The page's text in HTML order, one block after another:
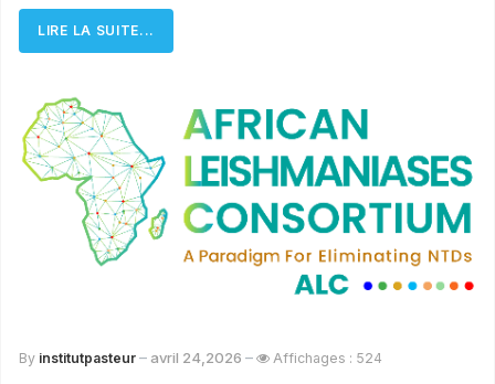
LIRE LA SUITE...
By institutpasteur avril 24,2026 Affichages : 524